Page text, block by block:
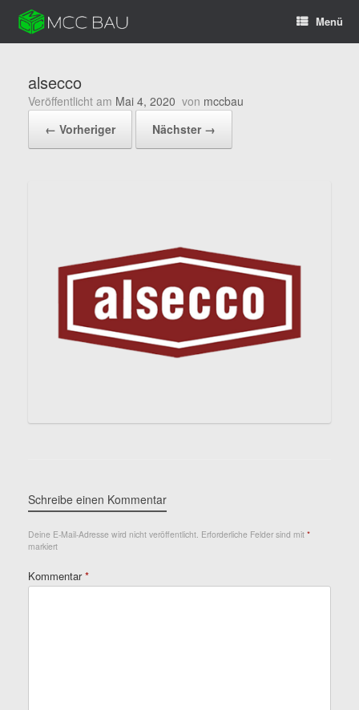
Inhalt
springen
Menü
alsecco
Veröffentlicht am Mai 4, 2020 von mccbau
← Vorheriger
Nächster →
Schreibe einen Kommentar
Deine E-Mail-Adresse wird nicht veröffentlicht. Erforderliche Felder sind mit *
markiert
Kommentar*